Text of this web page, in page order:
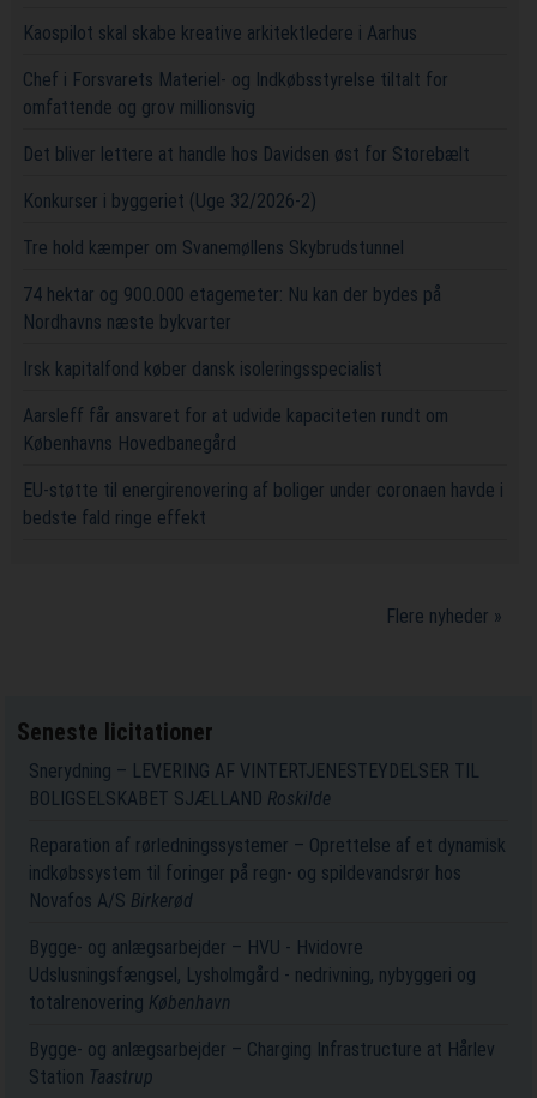
Kaospilot skal skabe kreative arkitektledere i Aarhus
Chef i Forsvarets Materiel- og Indkøbsstyrelse tiltalt for
omfattende og grov millionsvig
Det bliver lettere at handle hos Davidsen øst for Storebælt
Konkurser i byggeriet (Uge 32/2026-2)
Tre hold kæmper om Svanemøllens Skybrudstunnel
74 hektar og 900.000 etagemeter: Nu kan der bydes på
Nordhavns næste bykvarter
Irsk kapitalfond køber dansk isoleringsspecialist
Aarsleff får ansvaret for at udvide kapaciteten rundt om
Københavns Hovedbanegård
EU-støtte til energirenovering af boliger under coronaen havde i
bedste fald ringe effekt
Flere nyheder »
Seneste licitationer
Snerydning – LEVERING AF VINTERTJENESTEYDELSER TIL
BOLIGSELSKABET SJÆLLAND Roskilde
Reparation af rørledningssystemer – Oprettelse af et dynamisk
indkøbssystem til foringer på regn- og spildevandsrør hos
Novafos A/S Birkerød
Bygge- og anlægsarbejder – HVU - Hvidovre
Udslusningsfængsel, Lysholmgård - nedrivning, nybyggeri og
totalrenovering København
Bygge- og anlægsarbejder – Charging Infrastructure at Hårlev
Station Taastrup